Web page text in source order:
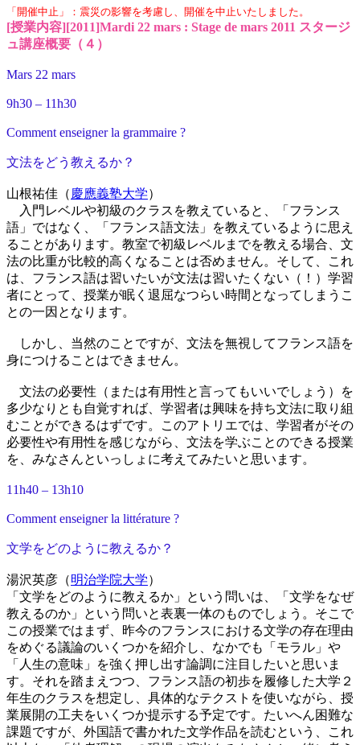
「開催中止」：震災の影響を考慮し、開催を中止いたしました。
[授業内容][2011]Mardi 22 mars : Stage de mars 2011 スタージ
ュ講座概要（４）
Mars 22 mars
9h30 – 11h30
Comment enseigner la grammaire ?
文法をどう教えるか？
山根祐佳（ 慶應義塾大学）
入門レベルや初級のクラスを教えていると、「フランス
語」ではなく、「フランス語文法」を教えているように思え
ることがあります。教室で初級レベルまでを教える場合、文
法の比重が比較的高くなることは否めません。そして、これ
は、フランス語は習いたいが文法は習いたくない（！）学習
者にとって、授業が眠く退屈なつらい時間となってしまうこ
との一因となります。
しかし、当然のことですが、文法を無視してフランス語を
身につけることはできません。
文法の必要性（または有用性と言ってもいいでしょう）を
多少なりとも自覚すれば、学習者は興味を持ち文法に取り組
むことができるはずです。このアトリエでは、学習者がその
必要性や有用性を感じながら、文法を学ぶことのできる授業
を、みなさんといっしょに考えてみたいと思います。
11h40 – 13h10
Comment enseigner la littérature ?
文学をどのように教えるか？
湯沢英彦（明治学院大学）
「文学をどのように教えるか」という問いは、「文学をなぜ
教えるのか」という問いと表裏一体のものでしょう。そこで
この授業ではまず、昨今のフランスにおける文学の存在理由
をめぐる議論のいくつかを紹介し、なかでも「モラル」や
「人生の意味」を強く押し出す論調に注目したいと思いま
す。それを踏まえつつ、フランス語の初歩を履修した大学２
年生のクラスを想定し、具体的なテクストを使いながら、授
業展開の工夫をいくつか提示する予定です。たいへん困難な
課題ですが、外国語で書かれた文学作品を読むという、これ